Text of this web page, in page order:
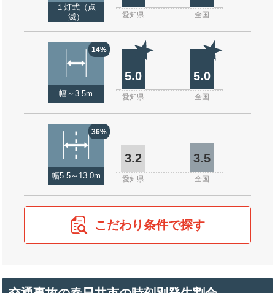
１灯式（点
滅）
愛知県 全国
14%
幅～3.5m
5.0 5.0
愛知県 全国
36%
幅5.5～13.0m
3.2 3.5
愛知県 全国
こだわり条件で探す